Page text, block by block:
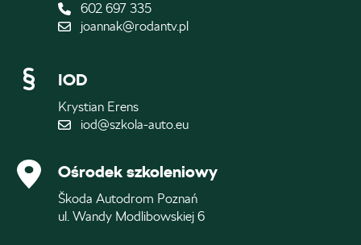
602 697 335
joannak@rodantv.pl
IOD
Krystian Erens
iod@szkola-auto.eu
Ośrodek szkoleniowy
Škoda Autodrom Poznań
ul. Wandy Modlibowskiej 6